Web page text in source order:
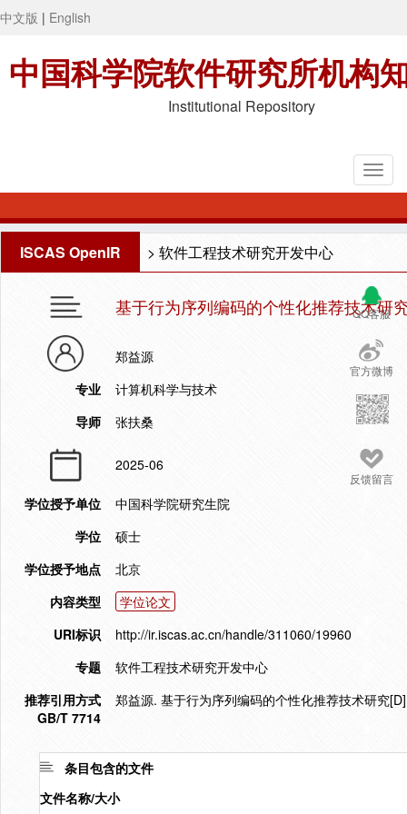
中文版 | English
中国科学院软件研究所机构
Institutional Repository
ISCAS OpenIR > 软件工程技术研究开发中心
QQ客服
官方微博
反馈留言
基于行为序列编码的个性化推荐技术研
郑益源
专业
计算机科学与技术
导师
张扶桑
2025-06
学位授予单位
中国科学院研究生院
学位
硕士
学位授予地点
北京
内容类型
学位论文
URI标识
http://ir.iscas.ac.cn/handle/311060/19960
专题
软件工程技术研究开发中心
推荐引用方式
GB/T 7714
郑益源. 基于行为序列编码的个性化推荐技术研究
条目包含的文件
文件名称/大小